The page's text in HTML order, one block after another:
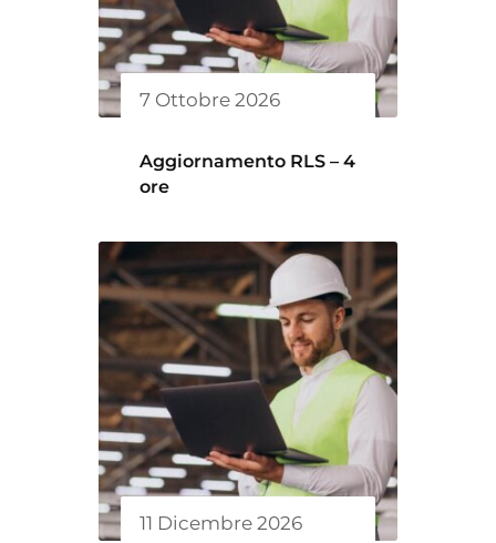
7 Ottobre 2026
Aggiornamento RLS – 4
ore
11 Dicembre 2026